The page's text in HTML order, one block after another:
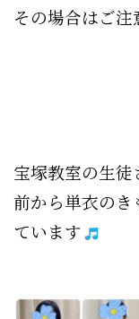
その場合はご
宝塚教室の生
前から単衣の
ています